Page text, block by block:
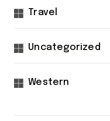
Travel
Uncategorized
Western